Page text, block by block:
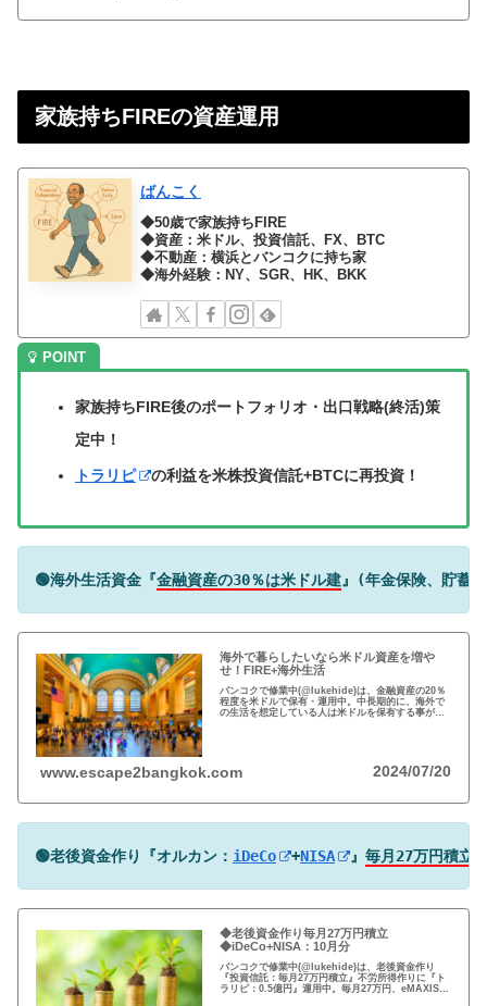
家族持ちFIREの資産運用
ばんこく
◆50歳で家族持ちFIRE
◆資産：米ドル、投資信託、FX、BTC
◆不動産：横浜とバンコクに持ち家
◆海外経験：NY、SGR、HK、BKK
家族持ちFIRE後のポートフォリオ・出口戦略(終活)策
定中！
トラリピ の利益を米株投資信託+BTCに再投資！
🟢海外生活資金『金融資産の30％は米ドル建』(年金保険、貯蓄
海外で暮らしたいなら米ドル資産を増や
せ！FIRE+海外生活
バンコクで修業中(@lukehide)は、金融資産の20％
程度を米ドルで保有・運用中。中長期的に、海外で
の生活を想定している人は米ドルを保有する事がお
www.escape2bangkok.com 2024/07/20
🟢老後資金作り『オルカン： iDeCo +NISA 』 毎月27万円積立
◆老後資金作り毎月27万円積立
◆iDeCo+NISA：10月分
バンコクで修業中(@lukehide)は、老後資金作り
『投資信託：毎月27万円積立』不労所得作りに『ト
ラリピ：0.5億円』運用中。毎月27万円、eMAXIS